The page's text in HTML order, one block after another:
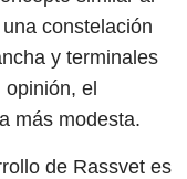
constelación
y terminales
el
más modesta.
de Rassvet es